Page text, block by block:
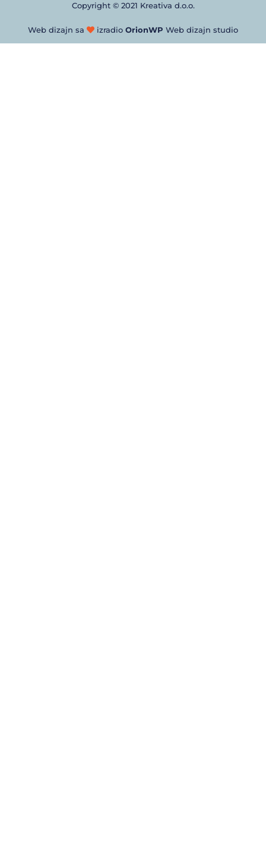
Copyright © 2021 Kreativa d.o.o.
Web dizajn sa izradio OrionWP Web dizajn studio